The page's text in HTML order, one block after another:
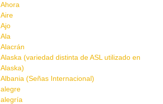
Ahora
Aire
Ajo
Ala
Alacrán
Alaska (variedad distinta de ASL utilizado en
Alaska)
Albania (Señas Internacional)
alegre
alegría